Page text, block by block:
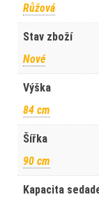
Růžová
Stav zboží
Nové
Výška
84 cm
Šířka
90 cm
Kapacita